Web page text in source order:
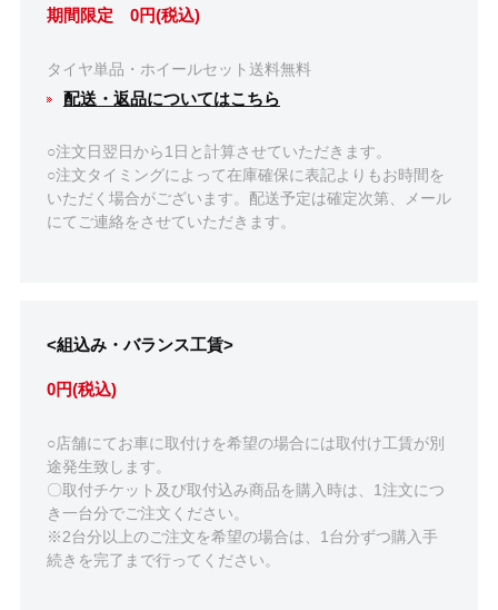
期間限定 0円(税込)
タイヤ単品・ホイールセット送料無料
配送・返品についてはこちら
○注文日翌日から1日と計算させていただきます。
○注文タイミングによって在庫確保に表記よりもお時間を
いただく場合がございます。配送予定は確定次第、メール
にてご連絡をさせていただきます。
<組込み・バランス工賃>
0円(税込)
○店舗にてお車に取付けを希望の場合には取付け工賃が別
途発生致します。
〇取付チケット及び取付込み商品を購入時は、1注文につ
き一台分でご注文ください。
※2台分以上のご注文を希望の場合は、1台分ずつ購入手
続きを完了まで行ってください。